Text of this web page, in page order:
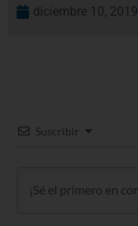
diciembre 10, 2019
Suscribir